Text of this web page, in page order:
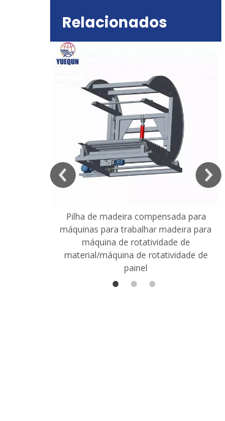
Relacionados
Pilha de madeira compensada para
máquinas para trabalhar madeira para
máquina de rotatividade de
material/máquina de rotatividade de
painel